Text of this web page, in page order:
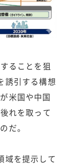
ることを狙
誘引する構想
米国や中国
れを取って
だ。
域を提示して